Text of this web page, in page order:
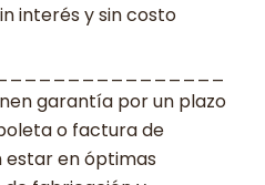
interés y sin costo
garantía por un plazo
o factura de
en óptimas